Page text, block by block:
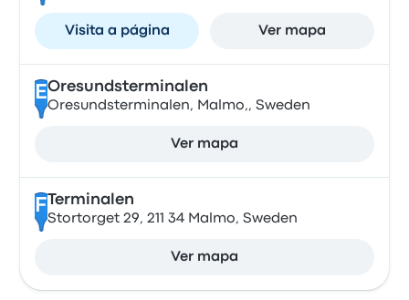
Visita a página Ver mapa
EOresundsterminalen
Oresundsterminalen, Malmo,, Sweden
Ver mapa
F Terminalen
Stortorget 29, 211 34 Malmo, Sweden
Ver mapa